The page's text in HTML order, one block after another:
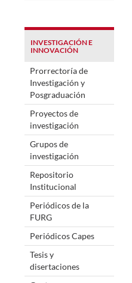
INVESTIGACIÓN E
INNOVACIÓN
Prorrectoría de
Investigación y
Posgraduación
Proyectos de
investigación
Grupos de
investigación
Repositorio
Institucional
Periódicos de la
FURG
Periódicos Capes
Tesis y
disertaciones